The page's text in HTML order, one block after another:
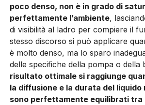
poco denso, non è in grado di
perfettamente l’ambiente,
di visibilità al ladro per compiere il
stesso discorso si può appli­care
è molto denso, ma lo sparo
delle specifiche della pompa o della
risultato ottimale si raggiunge
la diffusione e la durata del liquido
sono perfettamen­te equilibrati tra